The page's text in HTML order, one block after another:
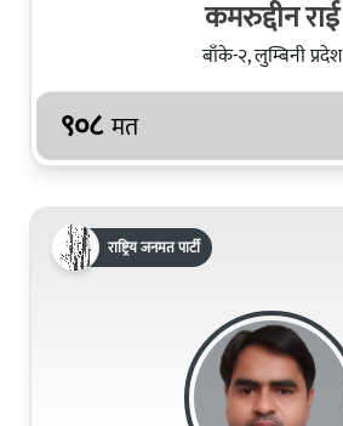
कमरुद्दीन राई
बाँके-२, लुम्बिनी प्रदेश
९०८ मत
राष्ट्रिय जनमत पार्टी